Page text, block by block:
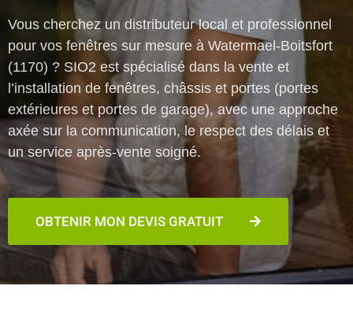
Vous cherchez un distributeur local et professionnel
pour vos fenêtres sur mesure à Watermael-Boitsfort
(1170) ? SIO2 est spécialisé dans la vente et
l’installation de fenêtres, châssis et portes (portes
extérieures et portes de garage), avec une approche
axée sur la communication, le respect des délais et
un service après-vente soigné.
OBTENIR MON DEVIS GRATUIT